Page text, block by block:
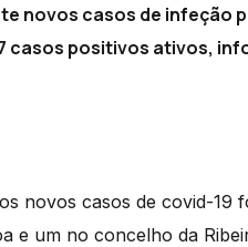
novos casos de infeção
casos positivos ativos,
novos casos de covid-19
e um no concelho da